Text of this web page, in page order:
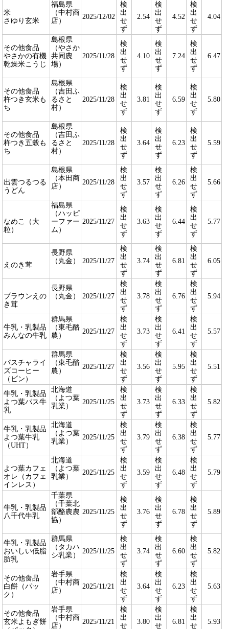
米
さゆり玄米
福島県
（中村商
店）
2025/12/02
検
出
せ
ず
2.54
検
出
せ
ず
4.52
検
出
せ
ず
4.04
その他食品
やさかの有機
乾燥米こうじ
島根県
（やさか
共同農
場）
2025/11/28
検
出
せ
ず
4.10
検
出
せ
ず
7.24
検
出
せ
ず
6.47
その他食品
杵つき玄米も
ち
島根県
（吉田ふ
るさと
村）
2025/11/28
検
出
せ
ず
3.81
検
出
せ
ず
6.59
検
出
せ
ず
5.80
その他食品
杵つき五穀も
ち
島根県
（吉田ふ
るさと
村）
2025/11/28
検
出
せ
ず
3.64
検
出
せ
ず
6.23
検
出
せ
ず
5.59
出雲つるつる
うどん
島根県
（本田商
店）
2025/11/28
検
出
せ
ず
3.57
検
出
せ
ず
6.26
検
出
せ
ず
5.66
なめこ（大
粒）
福島県
（ハッピ
ーファー
ム）
2025/11/27
検
出
せ
ず
3.63
検
出
せ
ず
6.44
検
出
せ
ず
5.77
えのき茸
長野県
（丸金）
2025/11/27
検
出
せ
ず
3.74
検
出
せ
ず
6.81
検
出
せ
ず
6.05
ブラウンえの
き茸
長野県
（丸金）
2025/11/27
検
出
せ
ず
3.78
検
出
せ
ず
6.76
検
出
せ
ず
5.94
牛乳・乳製品
みんなの牛乳
群馬県
（東毛酪
農）
2025/11/27
検
出
せ
ず
3.73
検
出
せ
ず
6.41
検
出
せ
ず
5.57
パスチャライ
ズコーヒー
（ビン）
群馬県
（東毛酪
農）
2025/11/27
検
出
せ
ず
3.56
検
出
せ
ず
5.95
検
出
せ
ず
5.51
牛乳・乳製品
よつ葉パス牛
乳
北海道
（よつ葉
乳業）
2025/11/25
検
出
せ
ず
3.73
検
出
せ
ず
6.33
検
出
せ
ず
5.82
牛乳・乳製品
よつ葉牛乳
（UHT）
北海道
（よつ葉
乳業）
2025/11/25
検
出
せ
ず
3.79
検
出
せ
ず
6.38
検
出
せ
ず
5.77
よつ葉カフェ
オレ（カフェ
インレス）
北海道
（よつ葉
乳業）
2025/11/25
検
出
せ
ず
3.59
検
出
せ
ず
6.48
検
出
せ
ず
5.79
牛乳・乳製品
八千代牛乳
千葉県
（千葉北
部酪農農
協）
2025/11/25
検
出
せ
ず
3.76
検
出
せ
ず
6.78
検
出
せ
ず
5.89
牛乳・乳製品
おいしい低脂
肪乳
群馬県
（タカハ
シ乳業）
2025/11/25
検
出
せ
ず
3.74
検
出
せ
ず
6.60
検
出
せ
ず
5.82
その他食品
白餅（パッ
ク）
岩手県
（中村商
店）
2025/11/21
検
出
せ
ず
3.64
検
出
せ
ず
6.23
検
出
せ
ず
5.63
その他食品
玄米よもぎ餅
岩手県
（中村商
店）
2025/11/21
検
出
せ
3.80
検
出
せ
6.81
検
出
せ
5.93